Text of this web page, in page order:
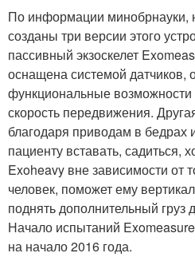
По информации минобрнауки,
созданы три версии этого
пассивный экзоскелет
оснащена системой
функциональные возможности
скорость передвижения.
благодаря приводам в бедрах
пациенту вставать, садиться,
Exoheavy вне зависимости от
человек, поможет ему
поднять дополнительный груз
Начало испытаний
на начало 2016 года.